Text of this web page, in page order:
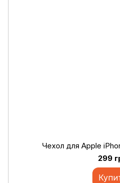
Чехол для Apple
299